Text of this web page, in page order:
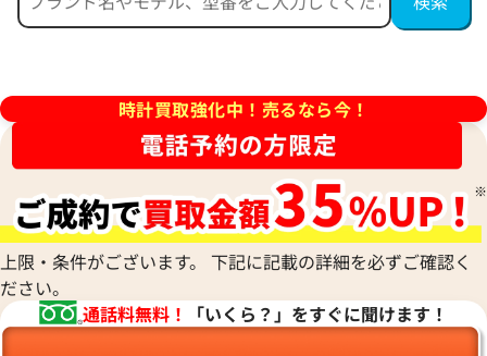
点の参考買取価格です
参考買取価格
2,554,000円
※2026年5月27日時点の参考
時計買取強化中！売るなら今！
上限・条件がございます。 下記に記載の詳細を必ずご確認く
ださい。
通話料無料！
「いくら？」をすぐに聞けます！